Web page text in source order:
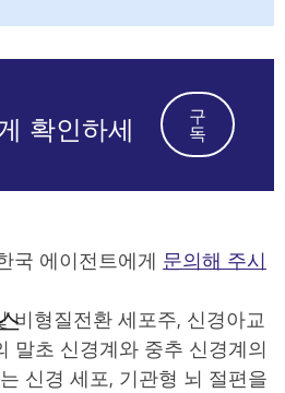
확인하세
구
독
국 에이전트에게 문의해 주시
비형질전환 세포주, 신경아교
말초 신경계와 중추 신경계의
신경 세포, 기관형 뇌 절편을